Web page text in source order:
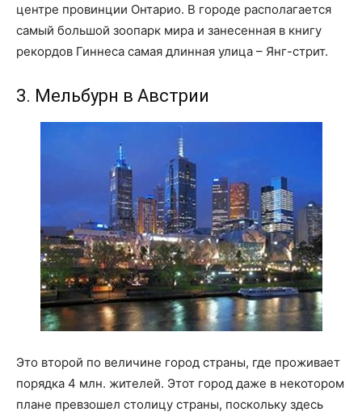
центре провинции Онтарио. В городе располагается
самый большой зоопарк мира и занесенная в книгу
рекордов Гиннеса самая длинная улица – Янг-стрит.
3. Мельбурн в Австрии
Это второй по величине город страны, где проживает
порядка 4 млн. жителей. Этот город даже в некотором
плане превзошел столицу страны, поскольку здесь